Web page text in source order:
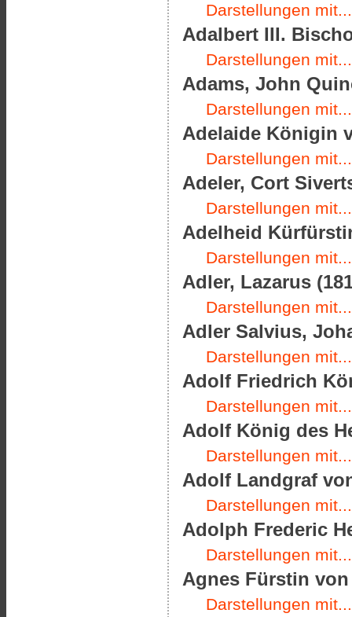
Darstellungen mit...
Adalbert III.
Darstellungen mit...
Adams, John
Darstellungen mit...
Adelaide Königin
Darstellungen mit...
Adeler, Cort
Darstellungen mit...
Adelheid
Darstellungen mit...
Adler, Lazarus
Darstellungen mit...
Adler Salvius,
Darstellungen mit...
Adolf Friedrich
Darstellungen mit...
Adolf König des
Darstellungen mit...
Adolf Landgraf
Darstellungen mit...
Adolph Frederic
Darstellungen mit...
Agnes Fürstin von
Darstellungen mit...